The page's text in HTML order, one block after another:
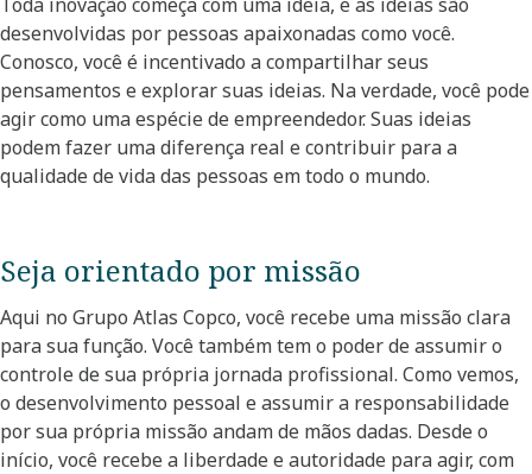
desenvolvidas por pessoas apaixonadas como você.
Conosco, você é incentivado a compartilhar seus
pensamentos e explorar suas ideias. Na verdade, você pode
agir como uma espécie de empreendedor. Suas ideias
podem fazer uma diferença real e contribuir para a
qualidade de vida das pessoas em todo o mundo.​
Seja orientado por missão​
Aqui no Grupo Atlas Copco, você recebe uma missão clara
para sua função. Você também tem o poder de assumir o
controle de sua própria jornada profissional. Como vemos,
o desenvolvimento pessoal e assumir a responsabilidade
por sua própria missão andam de mãos dadas. Desde o
início, você recebe a liberdade e autoridade para agir, com